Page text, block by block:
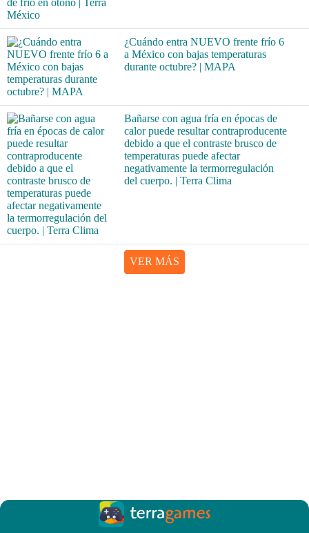
¿Cuándo entra NUEVO frente frío 6
a México con bajas temperaturas
durante octubre? | MAPA
Bañarse con agua fría en épocas de
calor puede resultar contraproducente
debido a que el contraste brusco de
temperaturas puede afectar
negativamente la termorregulación
del cuerpo. | Terra Clima
VER MÁS